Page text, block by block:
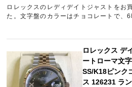
ロレックスのレディデイトジャストをお
た。文字盤のカラーはチョコレートで、
しらわれた人気の高いモデルです。何度
がございましたら、大須エリアのブラン
古屋大須店」までお気軽にお問い合わせ
ロレックス デ
ートローマ文
SS/K18ピンク
ス 126231 ラ